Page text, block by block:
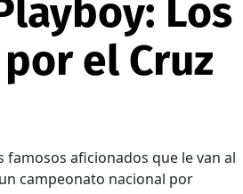
Los
el Cruz
aficionados que le van al
campeonato nacional por